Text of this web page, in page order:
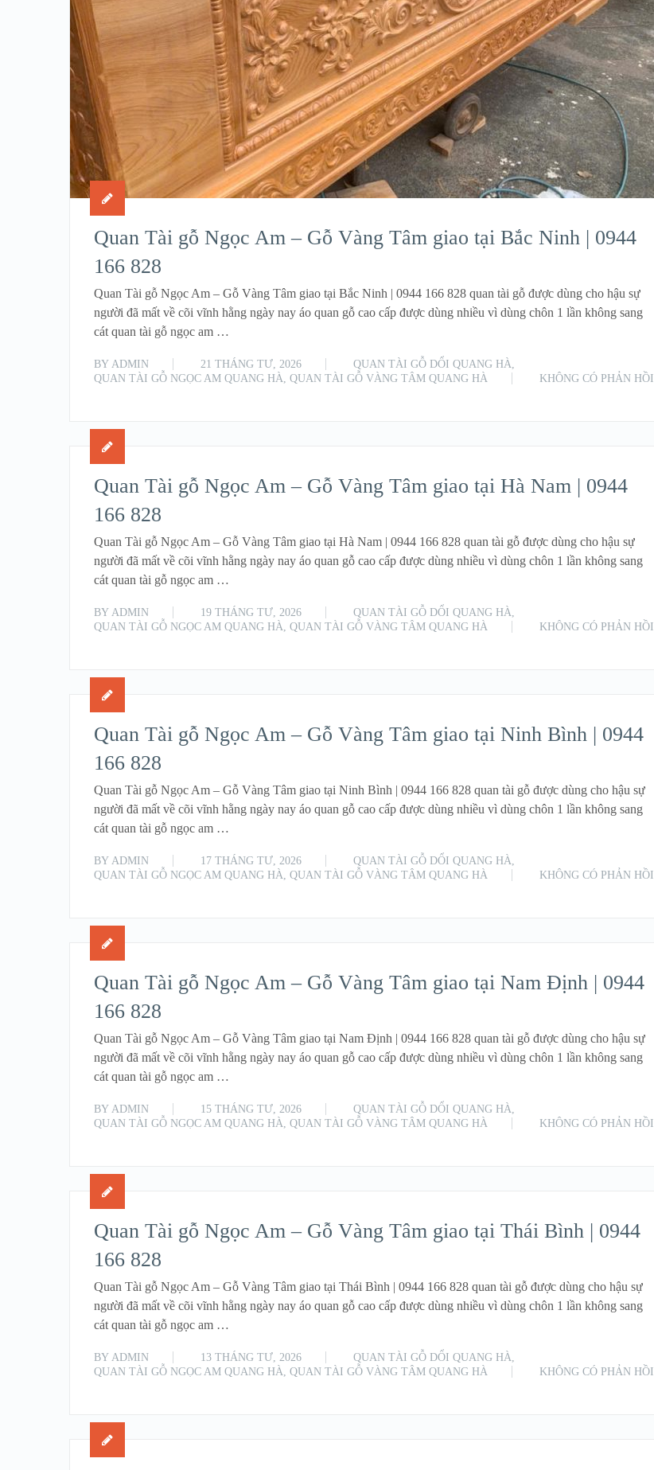
Quan Tài gỗ Ngọc Am – Gỗ Vàng Tâm giao tại Bắc Ninh | 0944
166 828
Quan Tài gỗ Ngọc Am – Gỗ Vàng Tâm giao tại Bắc Ninh | 0944 166 828 quan tài gỗ được dùng cho hậu sự
người đã mất về cõi vĩnh hằng ngày nay áo quan gỗ cao cấp được dùng nhiều vì dùng chôn 1 lần không sang
cát quan tài gỗ ngọc am …
BY ADMIN 21 THÁNG TƯ, 2026 QUAN TÀI GỖ DỔI QUANG HÀ
QUAN TÀI GỖ NGỌC AM QUANG HÀ ,QUAN TÀI GỖ VÀNG TÂM QUANG HÀ
KHÔNG CÓ PHẢN HỒI
Quan Tài gỗ Ngọc Am – Gỗ Vàng Tâm giao tại Hà Nam | 0944
166 828
Quan Tài gỗ Ngọc Am – Gỗ Vàng Tâm giao tại Hà Nam | 0944 166 828 quan tài gỗ được dùng cho hậu sự
người đã mất về cõi vĩnh hằng ngày nay áo quan gỗ cao cấp được dùng nhiều vì dùng chôn 1 lần không sang
cát quan tài gỗ ngọc am …
BY ADMIN 19 THÁNG TƯ, 2026 QUAN TÀI GỖ DỔI QUANG HÀ
QUAN TÀI GỖ NGỌC AM QUANG HÀ ,QUAN TÀI GỖ VÀNG TÂM QUANG HÀ
KHÔNG CÓ PHẢN HỒI
Quan Tài gỗ Ngọc Am – Gỗ Vàng Tâm giao tại Ninh Bình | 0944
166 828
Quan Tài gỗ Ngọc Am – Gỗ Vàng Tâm giao tại Ninh Bình | 0944 166 828 quan tài gỗ được dùng cho hậu sự
người đã mất về cõi vĩnh hằng ngày nay áo quan gỗ cao cấp được dùng nhiều vì dùng chôn 1 lần không sang
cát quan tài gỗ ngọc am …
BY ADMIN 17 THÁNG TƯ, 2026 QUAN TÀI GỖ DỔI QUANG HÀ
QUAN TÀI GỖ NGỌC AM QUANG HÀ ,QUAN TÀI GỖ VÀNG TÂM QUANG HÀ
KHÔNG CÓ PHẢN HỒI
Quan Tài gỗ Ngọc Am – Gỗ Vàng Tâm giao tại Nam Định | 0944
166 828
Quan Tài gỗ Ngọc Am – Gỗ Vàng Tâm giao tại Nam Định | 0944 166 828 quan tài gỗ được dùng cho hậu sự
người đã mất về cõi vĩnh hằng ngày nay áo quan gỗ cao cấp được dùng nhiều vì dùng chôn 1 lần không sang
cát quan tài gỗ ngọc am …
BY ADMIN 15 THÁNG TƯ, 2026 QUAN TÀI GỖ DỔI QUANG HÀ
QUAN TÀI GỖ NGỌC AM QUANG HÀ ,QUAN TÀI GỖ VÀNG TÂM QUANG HÀ
KHÔNG CÓ PHẢN HỒI
Quan Tài gỗ Ngọc Am – Gỗ Vàng Tâm giao tại Thái Bình | 0944
166 828
Quan Tài gỗ Ngọc Am – Gỗ Vàng Tâm giao tại Thái Bình | 0944 166 828 quan tài gỗ được dùng cho hậu sự
người đã mất về cõi vĩnh hằng ngày nay áo quan gỗ cao cấp được dùng nhiều vì dùng chôn 1 lần không sang
cát quan tài gỗ ngọc am …
BY ADMIN 13 THÁNG TƯ, 2026 QUAN TÀI GỖ DỔI QUANG HÀ
QUAN TÀI GỖ NGỌC AM QUANG HÀ ,QUAN TÀI GỖ VÀNG TÂM QUANG HÀ
KHÔNG CÓ PHẢN HỒI